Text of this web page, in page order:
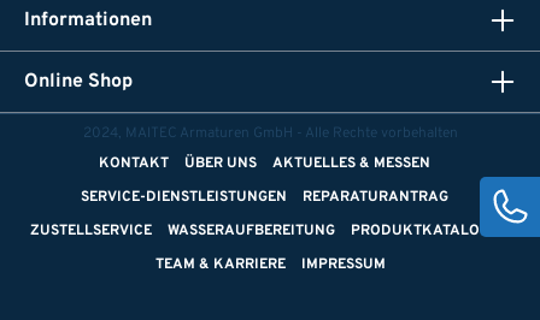
Informationen
Online Shop
2024, MAITEC Armaturen GmbH - Alle Rechte vorbehalten
KONTAKT
ÜBER UNS
AKTUELLES & MESSEN
SERVICE-DIENSTLEISTUNGEN
REPARATURANTRAG
ZUSTELLSERVICE
WASSERAUFBEREITUNG
PRODUKTKATALOGE
TEAM & KARRIERE
IMPRESSUM